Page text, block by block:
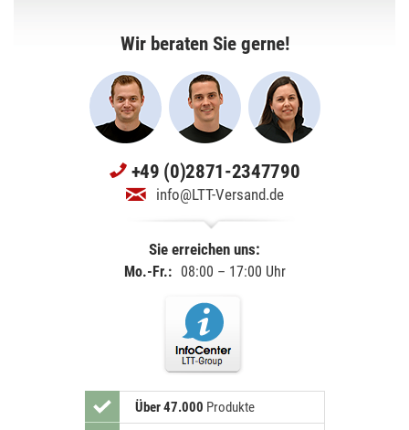
Wir beraten Sie gerne!
+49 (0)2871-2347790
info@LTT-Versand.de
Sie erreichen uns:
Mo.-Fr.: 08:00 – 17:00 Uhr
Über 47.000 Produkte